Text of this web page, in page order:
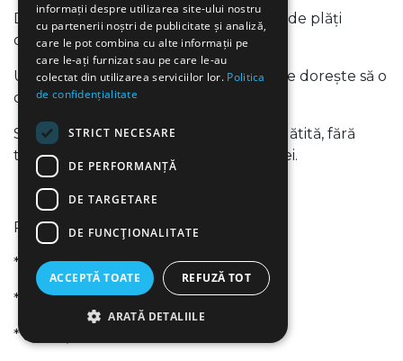
Donațiile sunt procesate prin serviciul de plăți
online oferit deNetopia Payments
Utilizatorul poate selecta suma pe care dorește să o
doneze, în moneda disponibilă pe site.
Suma afișată reprezintă suma finală plătită, fără
taxe suplimentare din partea Fundației.
Pentru a face o donație:
* accesați secțiunea „Donează”;
* introduceți suma dorită;
* apăsați butonul „Donează”;
informații despre utilizarea site-ului nostru
cu partenerii noștri de publicitate și analiză,
care le pot combina cu alte informații pe
care le-ați furnizat sau pe care le-au
colectat din utilizarea serviciilor lor. Politica
de confidențialitate
STRICT NECESARE
DE PERFORMANȚĂ
DE TARGETARE
DE FUNCŢIONALITATE
ACCEPTĂ TOATE REFUZĂ TOT
ARATĂ DETALIILE